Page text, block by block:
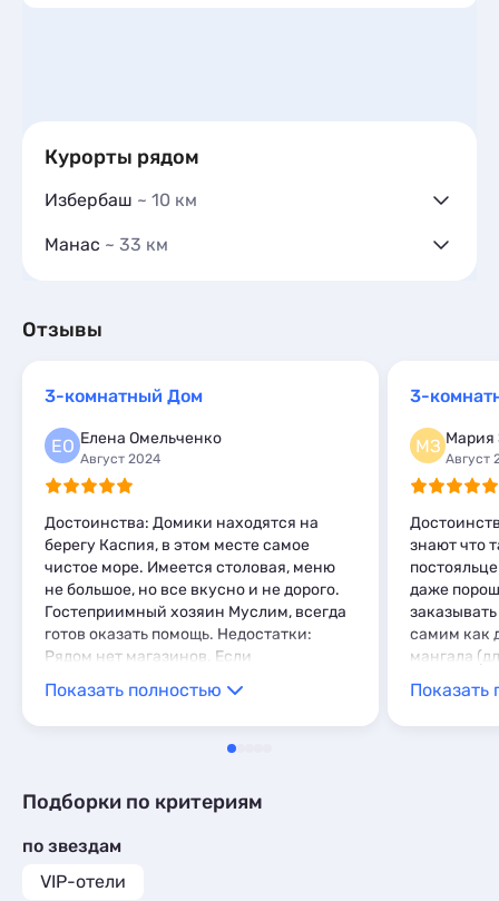
Курорты рядом
Избербаш ~ 10 км
Гостиницы и отели
Базы отдыха
Апартаменты 1
Манас ~ 33 км
Гостиницы и отели
Апартаменты 2
Мини-отели 1
Шале 1
Отзывы
3-комнатный Дом
ЕО Елена Омельченко
Август 2024
Достоинства: Домики находятся на
берегу Каспия, в этом месте самое
чистое море. Имеется столовая, меню
не большое, но все вкусно и не дорого.
Гостеприимный хозяин Муслим, всегда
готов оказать помощь. Недостатки:
Рядом нет магазинов. Если
путешествуете без машины, это
проблема.
Показать полностью
3-
МЗ Мария
Август
знают что
даже
самим как
мангала
взять) -
у дома,
конечно
Показать
Подборки по критериям
по звездам
VIP-отели